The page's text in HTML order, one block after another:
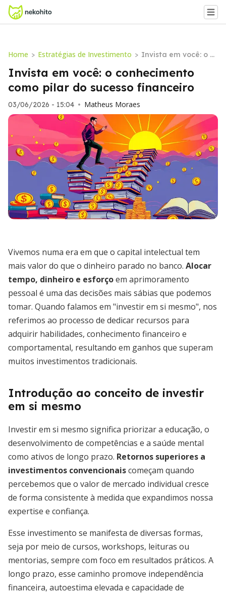
Home > Estratégias de Investimento > Invista em você: o c
onhecimento como p
ilar do sucesso finan
ceiro
Invista em você: o conhecimento
como pilar do sucesso financeiro
03/06/2026 - 15:04 • Matheus Moraes
Vivemos numa era em que o capital intelectual tem
mais valor do que o dinheiro parado no banco. Alocar
tempo, dinheiro e esforçoem aprimoramento
pessoal é uma das decisões mais sábias que podemos
tomar. Quando falamos em "investir em si mesmo", nos
referimos ao processo de dedicar recursos para
adquirir habilidades, conhecimento financeiro e
comportamental, resultando em ganhos que superam
muitos investimentos tradicionais.
Introdução ao conceito de investir
em si mesmo
Investir em si mesmo significa priorizar a educação, o
desenvolvimento de competências e a saúde mental
como ativos de longo prazo. Retornos superiores a
investimentos convencionaiscomeçam quando
percebemos que o valor de mercado individual cresce
de forma consistente à medida que expandimos nossa
expertise e confiança.
Esse investimento se manifesta de diversas formas,
seja por meio de cursos, workshops, leituras ou
mentorias, sempre com foco em resultados práticos. A
longo prazo, esse caminho promove independência
financeira, autoestima elevada e capacidade de